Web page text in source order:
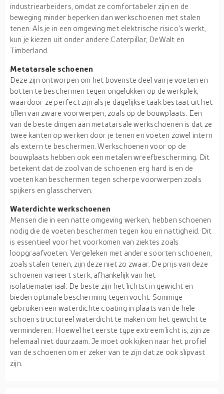
industriearbeiders, omdat ze comfortabeler zijn en de
beweging minder beperken dan werkschoenen met stalen
tenen. Als je in een omgeving met elektrische risico's werkt,
kun je kiezen uit onder andere Caterpillar, DeWalt en
Timberland.
Metatarsale schoenen
Deze zijn ontworpen om het bovenste deel van je voeten en
botten te beschermen tegen ongelukken op de werkplek,
waardoor ze perfect zijn als je dagelijkse taak bestaat uit het
tillen van zware voorwerpen, zoals op de bouwplaats. Een
van de beste dingen aan metatarsale werkschoenen is dat ze
twee kanten op werken door je tenen en voeten zowel intern
als extern te beschermen. Werkschoenen voor op de
bouwplaats hebben ook een metalen wreefbescherming. Dit
betekent dat de zool van de schoenen erg hard is en de
voeten kan beschermen tegen scherpe voorwerpen zoals
spijkers en glasscherven.
Waterdichte werkschoenen
Mensen die in een natte omgeving werken, hebben schoenen
nodig die de voeten beschermen tegen kou en nattigheid. Dit
is essentieel voor het voorkomen van ziektes zoals
loopgraafvoeten. Vergeleken met andere soorten schoenen,
zoals stalen tenen, zijn deze niet zo zwaar. De prijs van deze
schoenen varieert sterk, afhankelijk van het
isolatiemateriaal. De beste zijn het lichtst in gewicht en
bieden optimale bescherming tegen vocht. Sommige
gebruiken een waterdichte coating in plaats van de hele
schoen structureel waterdicht te maken om het gewicht te
verminderen. Hoewel het eerste type extreem licht is, zijn ze
helemaal niet duurzaam. Je moet ook kijken naar het profiel
van de schoenen om er zeker van te zijn dat ze ook slipvast
zijn.